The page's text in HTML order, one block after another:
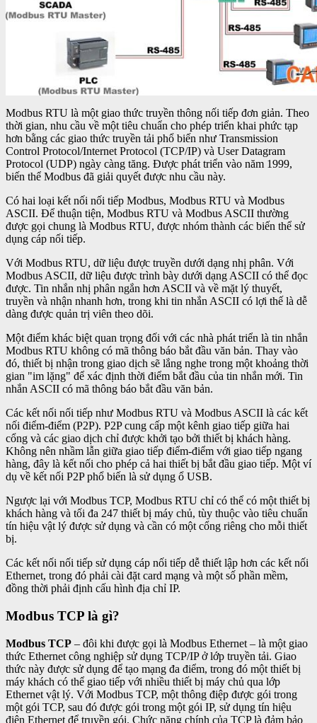
Modbus RTU là một giao thức truyền thông nối tiếp đơn giản. Theo
thời gian, nhu cầu về một tiêu chuẩn cho phép triển khai phức tạp
hơn bằng các giao thức truyền tải phổ biến như Transmission
Control Protocol/Internet Protocol (TCP/IP) và User Datagram
Protocol (UDP) ngày càng tăng. Được phát triển vào năm 1999,
biến thể Modbus đã giải quyết được nhu cầu này.
Có hai loại kết nối nối tiếp Modbus, Modbus RTU và Modbus
ASCII. Để thuận tiện, Modbus RTU và Modbus ASCII thường
được gọi chung là Modbus RTU, được nhóm thành các biến thể sử
dụng cáp nối tiếp.
Với Modbus RTU, dữ liệu được truyền dưới dạng nhị phân. Với
Modbus ASCII, dữ liệu được trình bày dưới dạng ASCII có thể đọc
được. Tin nhắn nhị phân ngắn hơn ASCII và về mặt lý thuyết,
truyền và nhận nhanh hơn, trong khi tin nhắn ASCII có lợi thế là dễ
dàng được quản trị viên theo dõi.
Một điểm khác biệt quan trọng đối với các nhà phát triển là tin nhắn
Modbus RTU không có mã thông báo bắt đầu văn bản. Thay vào
đó, thiết bị nhận trong giao dịch sẽ lắng nghe trong một khoảng thời
gian "im lặng" để xác định thời điểm bắt đầu của tin nhắn mới. Tin
nhắn ASCII có mã thông báo bắt đầu văn bản.
Các kết nối nối tiếp như Modbus RTU và Modbus ASCII là các kết
nối điểm-điểm (P2P). P2P cung cấp một kênh giao tiếp giữa hai
cổng và các giao dịch chỉ được khởi tạo bởi thiết bị khách hàng.
Không nên nhầm lẫn giữa giao tiếp điểm-điểm với giao tiếp ngang
hàng, đây là kết nối cho phép cả hai thiết bị bắt đầu giao tiếp. Một ví
dụ về kết nối P2P phổ biến là sử dụng ổ USB.
Ngược lại với Modbus TCP, Modbus RTU chỉ có thể có một thiết bị
khách hàng và tối đa 247 thiết bị máy chủ, tùy thuộc vào tiêu chuẩn
tín hiệu vật lý được sử dụng và cần có một cổng riêng cho mỗi thiết
bị.
Các kết nối nối tiếp sử dụng cáp nối tiếp dễ thiết lập hơn các kết nối
Ethernet, trong đó phải cài đặt card mạng và một số phần mềm,
đồng thời phải định cấu hình địa chỉ IP.
Modbus TCP là gì?
Modbus TCP – đôi khi được gọi là Modbus Ethernet – là một giao
thức Ethernet công nghiệp sử dụng TCP/IP ở lớp truyền tải. Giao
thức này được sử dụng để tạo mạng đa điểm, trong đó một thiết bị
máy khách có thể giao tiếp với nhiều thiết bị máy chủ qua lớp
Ethernet vật lý. Với Modbus TCP, một thông điệp được gói trong
một gói TCP, sau đó được gói trong một gói IP, sử dụng tín hiệu
điện Ethernet để truyền gói. Chức năng chính của TCP là đảm bảo